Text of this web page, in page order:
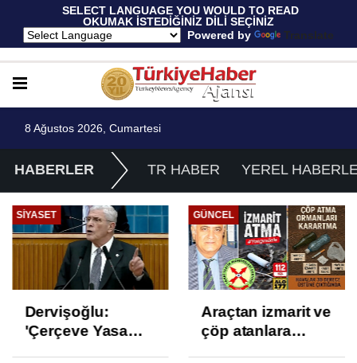
SELECT LANGUAGE YOU WOULD TO READ
OKUMAK İSTEDİĞİNİZ DİLİ SEÇİNİZ
Powered by
Translate
8 Ağustos 2026, Cumartesi
HABERLER TR HABER YEREL
SIYASET
Dervişoğlu:
'Çerçeve Yasa
GÜNCEL
Araçtan izmarit ve
çöp atanlara